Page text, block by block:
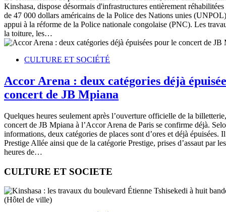
Kinshasa, dispose désormais d'infrastructures entièrement
de 47 000 dollars américains de la Police des Nations unies
appui à la réforme de la Police nationale congolaise (PNC). Les
la toiture, les…
CULTURE ET SOCIÉTÉ
Accor Arena : deux catégories déjà
concert de JB Mpiana
Quelques heures seulement après l’ouverture officielle de la
concert de JB Mpiana à l’Accor Arena de Paris se confirme déjà.
informations, deux catégories de places sont d’ores et déjà épuisées.
Prestige Allée ainsi que de la catégorie Prestige, prises d’assaut par
heures de…
CULTURE ET SOCIETE